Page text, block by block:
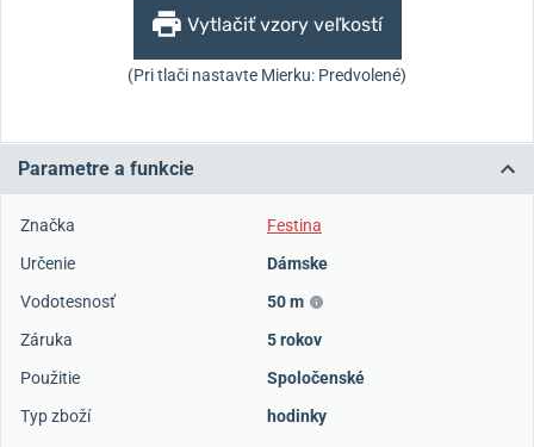
Vytlačiť vzory veľkostí
(Pri tlači nastavte Mierku: Predvolené)
Parametre a funkcie
Značka
Festina
Určenie
Dámske
Vodotesnosť
50 m
Záruka
5 rokov
Použitie
Spoločenské
Typ zboží
hodinky